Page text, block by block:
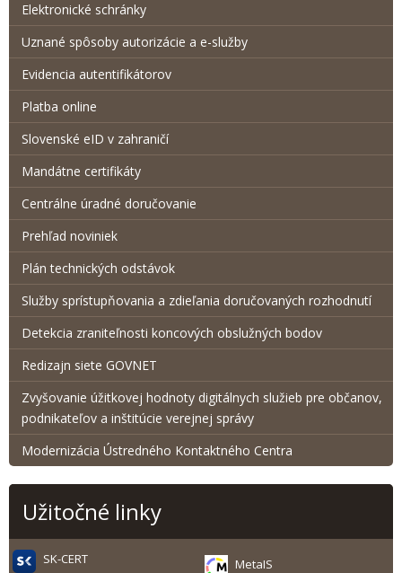
Elektronické schránky
Uznané spôsoby autorizácie a e-služby
Evidencia autentifikátorov
Platba online
Slovenské eID v zahraničí
Mandátne certifikáty
Centrálne úradné doručovanie
Prehľad noviniek
Plán technických odstávok
Služby sprístupňovania a zdieľania doručovaných rozhodnutí
Detekcia zraniteľnosti koncových obslužných bodov
Redizajn siete GOVNET
Zvyšovanie úžitkovej hodnoty digitálnych služieb pre občanov,
podnikateľov a inštitúcie verejnej správy
Modernizácia Ústredného Kontaktného Centra
Užitočné linky
SK-CERT MetaIS